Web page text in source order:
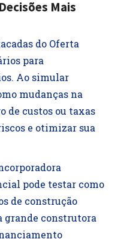
Mais
do Oferta
para
Ao simular
mudanças na
de custos ou taxas
e otimizar sua
pode testar como
de construção
grande construtora